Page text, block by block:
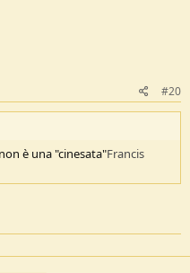
#20
è una "cinesata"Francis